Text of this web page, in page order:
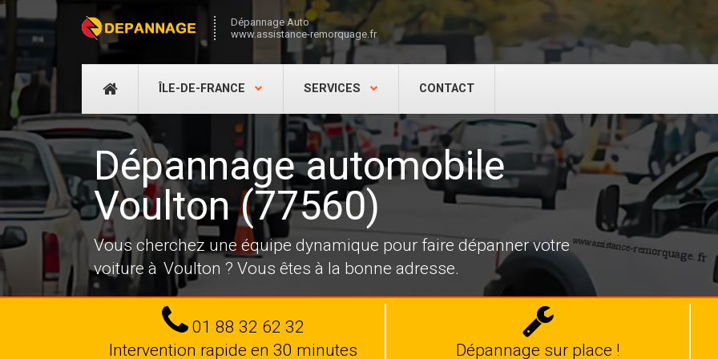
Dépannage Auto
www.assistance-remorquage.fr
DÉPANNAGE
ÎLE-DE-FRANCE SERVICES CONTACT
Dépannage automobile
Voulton (77560)
Vous cherchez une équipe dynamique pour faire dépanner votre
voiture à Voulton ? Vous êtes à la bonne adresse.
Tel
01 88 32 62 32
Intervention rapide en 30 minutes
Dépannage
Dépannage sur place !